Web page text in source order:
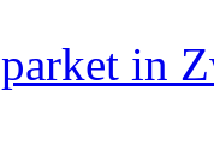
parket in